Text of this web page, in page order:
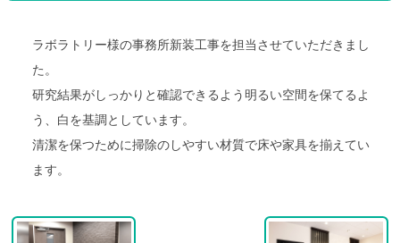
ラボラトリー様の事務所新装工事を担当させていただきまし
た。
研究結果がしっかりと確認できるよう明るい空間を保てるよ
う、白を基調としています。
清潔を保つために掃除のしやすい材質で床や家具を揃えてい
ます。